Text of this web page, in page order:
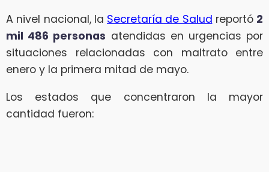
A nivel nacional, la Secretaría de Salud reportó 2
mil 486 personas atendidas en urgencias por
situaciones relacionadas con maltrato entre
enero y la primera mitad de mayo.
Los estados que concentraron la mayor
cantidad fueron: